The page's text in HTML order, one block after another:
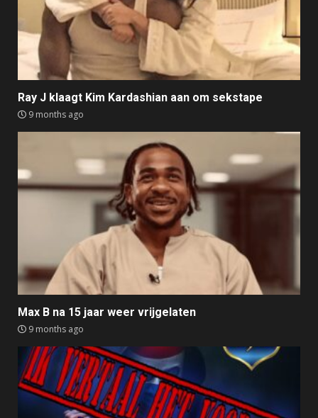
Ray J klaagt Kim Kardashian aan om sekstape
9 months ago
Max B na 15 jaar weer vrijgelaten
9 months ago